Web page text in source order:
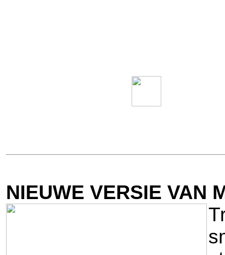
NIEUWE VERSIE VAN